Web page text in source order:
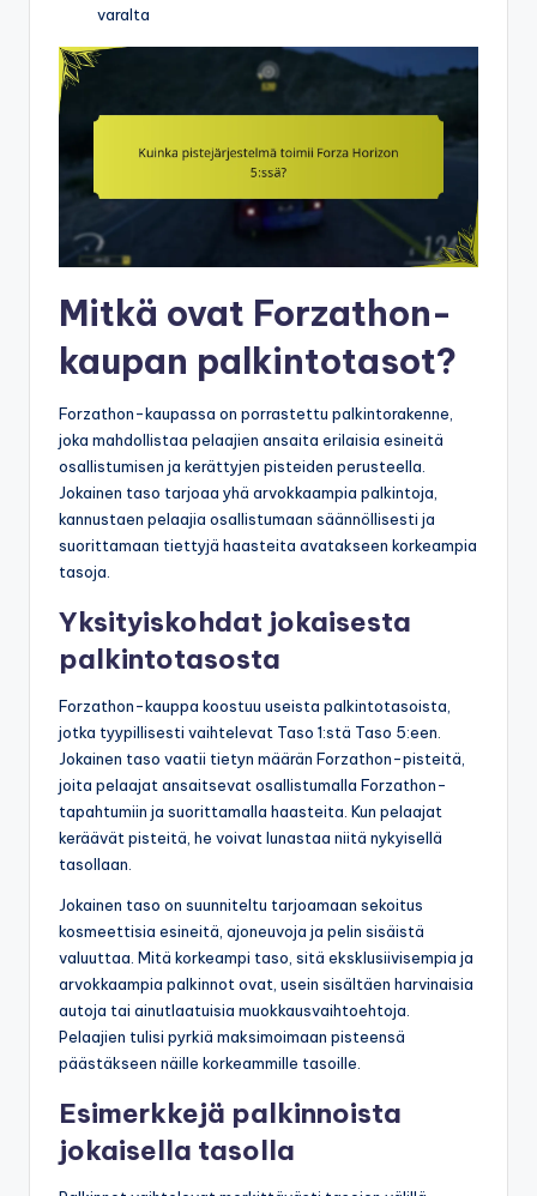
varalta
Mitkä ovat Forzathon-
kaupan palkintotasot?
Forzathon-kaupassa on porrastettu palkintorakenne,
joka mahdollistaa pelaajien ansaita erilaisia esineitä
osallistumisen ja kerättyjen pisteiden perusteella.
Jokainen taso tarjoaa yhä arvokkaampia palkintoja,
kannustaen pelaajia osallistumaan säännöllisesti ja
suorittamaan tiettyjä haasteita avatakseen korkeampia
tasoja.
Yksityiskohdat jokaisesta
palkintotasosta
Forzathon-kauppa koostuu useista palkintotasoista,
jotka tyypillisesti vaihtelevat Taso 1:stä Taso 5:een.
Jokainen taso vaatii tietyn määrän Forzathon-pisteitä,
joita pelaajat ansaitsevat osallistumalla Forzathon-
tapahtumiin ja suorittamalla haasteita. Kun pelaajat
keräävät pisteitä, he voivat lunastaa niitä nykyisellä
tasollaan.
Jokainen taso on suunniteltu tarjoamaan sekoitus
kosmeettisia esineitä, ajoneuvoja ja pelin sisäistä
valuuttaa. Mitä korkeampi taso, sitä eksklusiivisempia ja
arvokkaampia palkinnot ovat, usein sisältäen harvinaisia
autoja tai ainutlaatuisia muokkausvaihtoehtoja.
Pelaajien tulisi pyrkiä maksimoimaan pisteensä
päästäkseen näille korkeammille tasoille.
Esimerkkejä palkinnoista
jokaisella tasolla